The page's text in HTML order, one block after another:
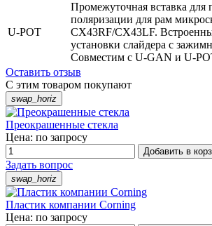
U‑POT
Промежуточная вставка для
поляризации для рам
CX43RF/CX43LF.
установки слайдера с
Совместим с U-GAN и U-
Оставить отзыв
С этим товаром покупают
swap_horiz
Преокрашенные стекла
Цена: по запросу
Добавить в
Задать вопрос
swap_horiz
Пластик компании Corning
Цена: по запросу